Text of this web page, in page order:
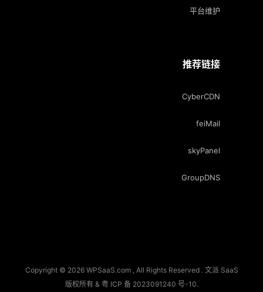
平台维护
推荐链接
CyberCDN
feiMail
skyPanel
GroupDNS
Copyright © 2026 WPSaaS.com , All Rights Reserved . 文派 SaaS
版权所有 & 粤 ICP 备 2023091240 号-10.